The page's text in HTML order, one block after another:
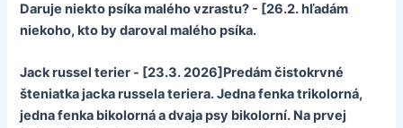
Daruje niekto psíka malého vzrastu? - [26.2. hľadám
niekoho, kto by daroval malého psíka.
Jack russel terier - [23.3. 2026]Predám čistokrvné
šteniatka jacka russela teriera. Jedna fenka trikolorná,
jedna fenka bikolorná a dvaja psy bikolorní. Na prvej